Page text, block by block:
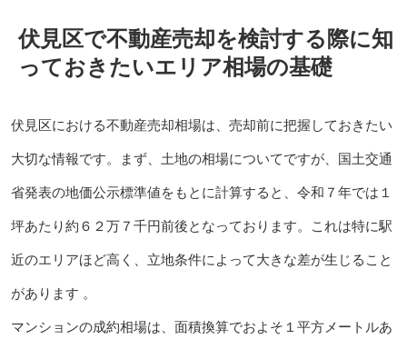
伏見区で不動産売却を検討する際に知
っておきたいエリア相場の基礎
伏見区における不動産売却相場は、売却前に把握しておきたい
大切な情報です。まず、土地の相場についてですが、国土交通
省発表の地価公示標準値をもとに計算すると、令和７年では１
坪あたり約６２万７千円前後となっております。これは特に駅
近のエリアほど高く、立地条件によって大きな差が生じること
があります 。
マンションの成約相場は、面積換算でおよそ１平方メートルあ